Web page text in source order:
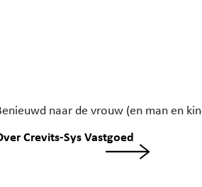
naar de vrouw (en man en
Crevits-Sys Vastgoed